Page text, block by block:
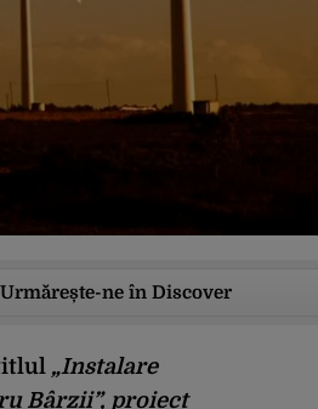
Urmărește-ne în Discover
„Instalare
Bârzii”, proiect